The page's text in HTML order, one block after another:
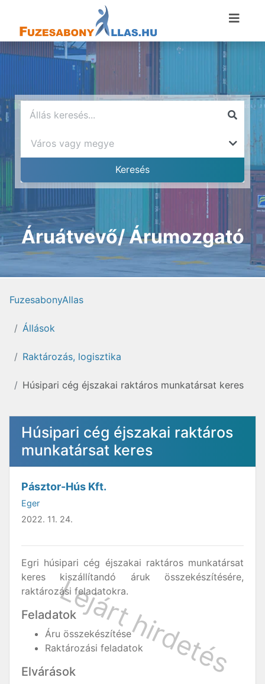
Áruátvevő/ Árumozgató
FuzesabonyAllas
Állások
Raktározás, logisztika
Húsipari cég éjszakai raktáros munkatársat keres
Húsipari cég éjszakai raktáros
munkatársat keres
Pásztor-Hús Kft.
Eger
2022. 11. 24.
Egri húsipari cég éjszakai raktáros munkatársat
keres kiszállítandó áruk összekészítésére,
raktározási feladatokra.
Feladatok
Áru összekészítése
Raktározási feladatok
Elvárások